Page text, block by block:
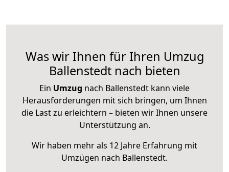
Was wir Ihnen für Ihren Umzug
Ballenstedt nach bieten
Ein Umzug nach Ballenstedt kann viele
Herausforderungen mit sich bringen, um Ihnen
die Last zu erleichtern – bieten wir Ihnen unsere
Unterstützung an.
Wir haben mehr als 12 Jahre Erfahrung mit
Umzügen nach Ballenstedt.